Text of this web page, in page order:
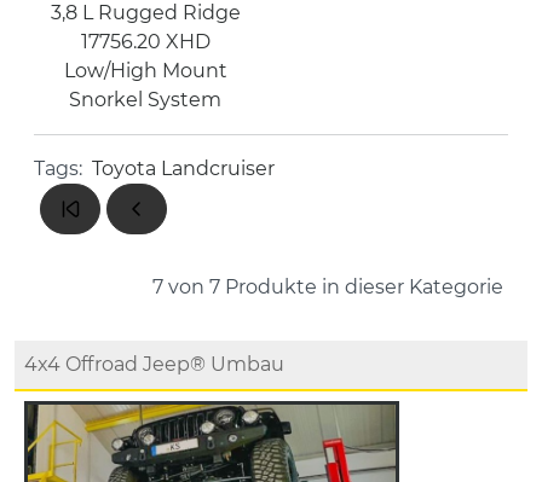
3,8 L Rugged Ridge
17756.20 XHD
Low/High Mount
Snorkel System
Tags: Toyota Landcruiser
7 von 7 Produkte in dieser Kategorie
4x4 Offroad Jeep® Umbau